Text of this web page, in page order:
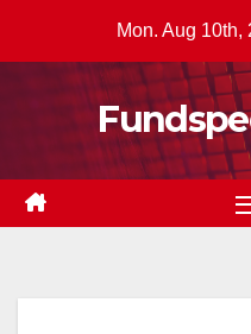
Mon. Aug 10th,